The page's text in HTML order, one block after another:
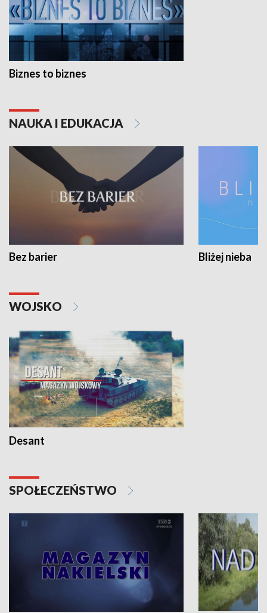
Biznes to biznes
NAUKA I EDUKACJA
Bez barier Bliżej nieba
WOJSKO
Desant
SPOŁECZEŃSTWO